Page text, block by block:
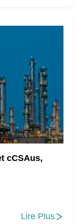
cCSAus,
Lire Plus 